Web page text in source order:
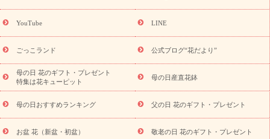
9月の誕生花(リンドウ)
ら探す
お祝いの花特集 当日配達特急便 お祝い商品一覧
念日
結婚祝い 出産祝い 退院祝い・快気祝い
寿祝い
プチギフト ペットのお祝いフラワー
供え・お悔やみ商品一覧
お供え・お悔やみの花
四十九日法要以
降に贈る花
通夜・葬儀に贈る花
お供え お花とセットギフト
お供え プリザーブドフラワー
ペットのお供えフラワー
お盆（新
YouTube LINE
ごっこランド 公式ブログ“花だより”
母の日 花のギフト・プレゼント
特集は花キューピット
母の日産直花鉢
母の日おすすめランキング 父の日 花のギフト・プレゼント
お盆 花（新盆・初盆） 敬老の日 花のギフト・プレゼント